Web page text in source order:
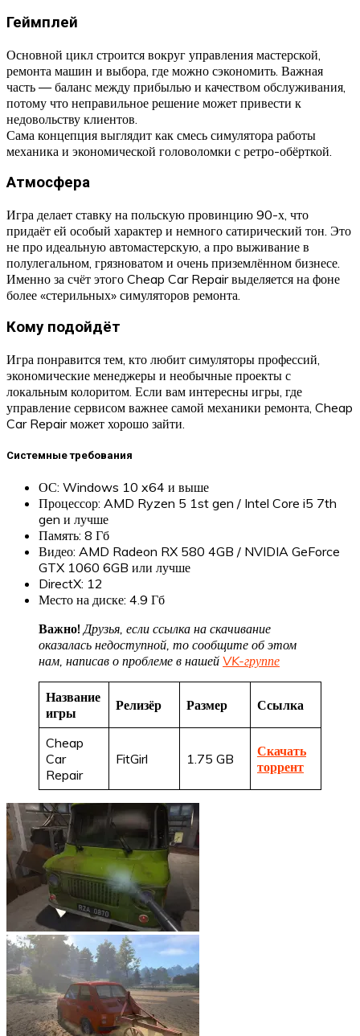
Геймплей
Основной цикл строится вокруг управления мастерской,
ремонта машин и выбора, где можно сэкономить. Важная
часть — баланс между прибылью и качеством обслуживания,
потому что неправильное решение может привести к
недовольству клиентов.
Сама концепция выглядит как смесь симулятора работы
механика и экономической головоломки с ретро-обёрткой.
Атмосфера
Игра делает ставку на польскую провинцию 90-х, что
придаёт ей особый характер и немного сатирический тон. Это
не про идеальную автомастерскую, а про выживание в
полулегальном, грязноватом и очень приземлённом бизнесе.
Именно за счёт этого Cheap Car Repair выделяется на фоне
более «стерильных» симуляторов ремонта.
Кому подойдёт
Игра понравится тем, кто любит симуляторы профессий,
экономические менеджеры и необычные проекты с
локальным колоритом. Если вам интересны игры, где
управление сервисом важнее самой механики ремонта, Cheap
Car Repair может хорошо зайти.
Системные требования
ОС: Windows 10 x64 и выше
Процессор: AMD Ryzen 5 1st gen / Intel Core i5 7th
gen и лучше
Память: 8 Гб
Видео: AMD Radeon RX 580 4GB / NVIDIA GeForce
GTX 1060 6GB или лучше
DirectX: 12
Место на диске: 4.9 Гб
Важно! Друзья, если ссылка на скачивание
оказалась недоступной, то сообщите об этом
нам, написав о проблеме в нашей VK-группе
Название
игры
Релизёр Размер Ссылка
Cheap
Car
Repair
FitGirl 1.75 GB
Скачать
торрент